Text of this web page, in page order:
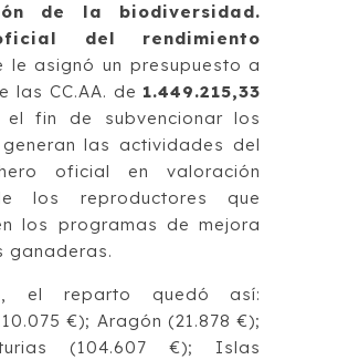
de la biodiversidad.
del rendimiento
le asignó un presupuesto a
las CC.AA. de 1.449.215,33
fin de subvencionar los
las actividades del
oficial en valoración
los reproductores que
los programas de mejora
ganaderas.
el reparto quedó así:
€); Aragón (21.878 €);
(104.607 €); Islas